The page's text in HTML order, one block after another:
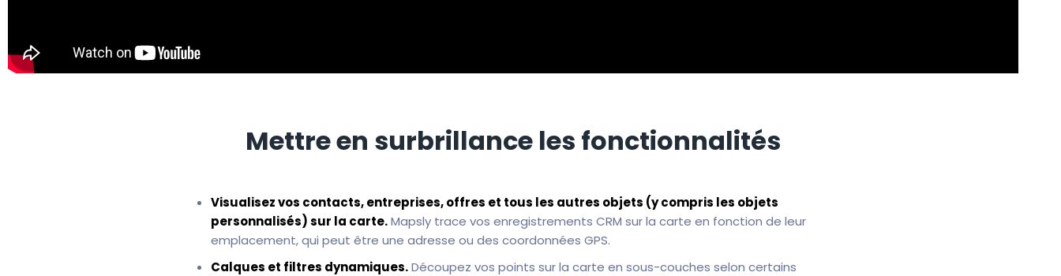
Mettre en surbrillance les fonctionnalités
Visualisez vos contacts, entreprises, offres et tous les autres objets (y compris les objets
personnalisés) sur la carte.Mapsly trace vos enregistrements CRM sur la carte en fonction de leur
emplacement, qui peut être une adresse ou des coordonnées GPS.
Calques et filtres dynamiques.Découpez vos points sur la carte en sous-couches selon certains